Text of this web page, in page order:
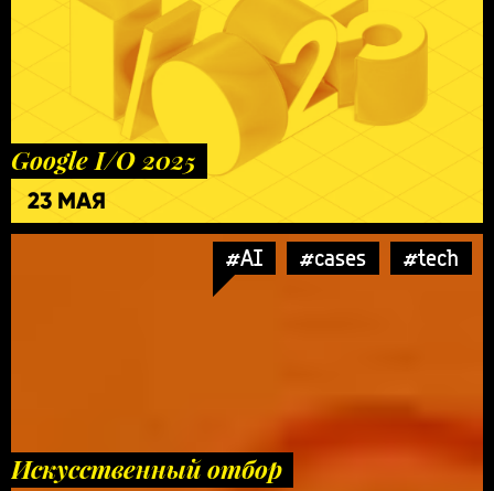
Google I/O 2025
23 МАЯ
#AI #cases #tech
Искусственный отбор